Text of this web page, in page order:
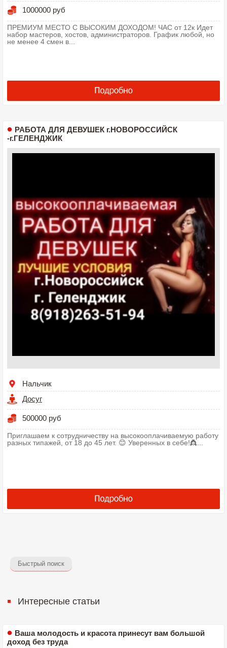
1000000 руб
ПРЕМИУМ МЕСТО С ВЫСОКИМ ДОХОДОМ! ЧАС от 12к Идет
набор мастеров, хостов, администраторов. График любой, но
не менее 4 смен в...
РАБОТА ДЛЯ ДЕВУШЕК г.НОВОРОССИЙСК
-г.ГЕЛЕНДЖИК
Нальчик
Досуг
500000 руб
Приглашаем к сотрудничеству на высокооплачиваемую работу
разных типажей, от 18 до 45 лет. 😊 Уверенных в себе!👸...
Быстрый поиск
Интересные статьи
Ваша молодость и красота принесут вам большой
доход без труда